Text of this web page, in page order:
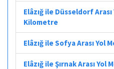
Elâzığ ile Düsseldorf
Kilometre
Elâzığ ile Sofya Arası Yol
Elâzığ ile Şırnak Arası